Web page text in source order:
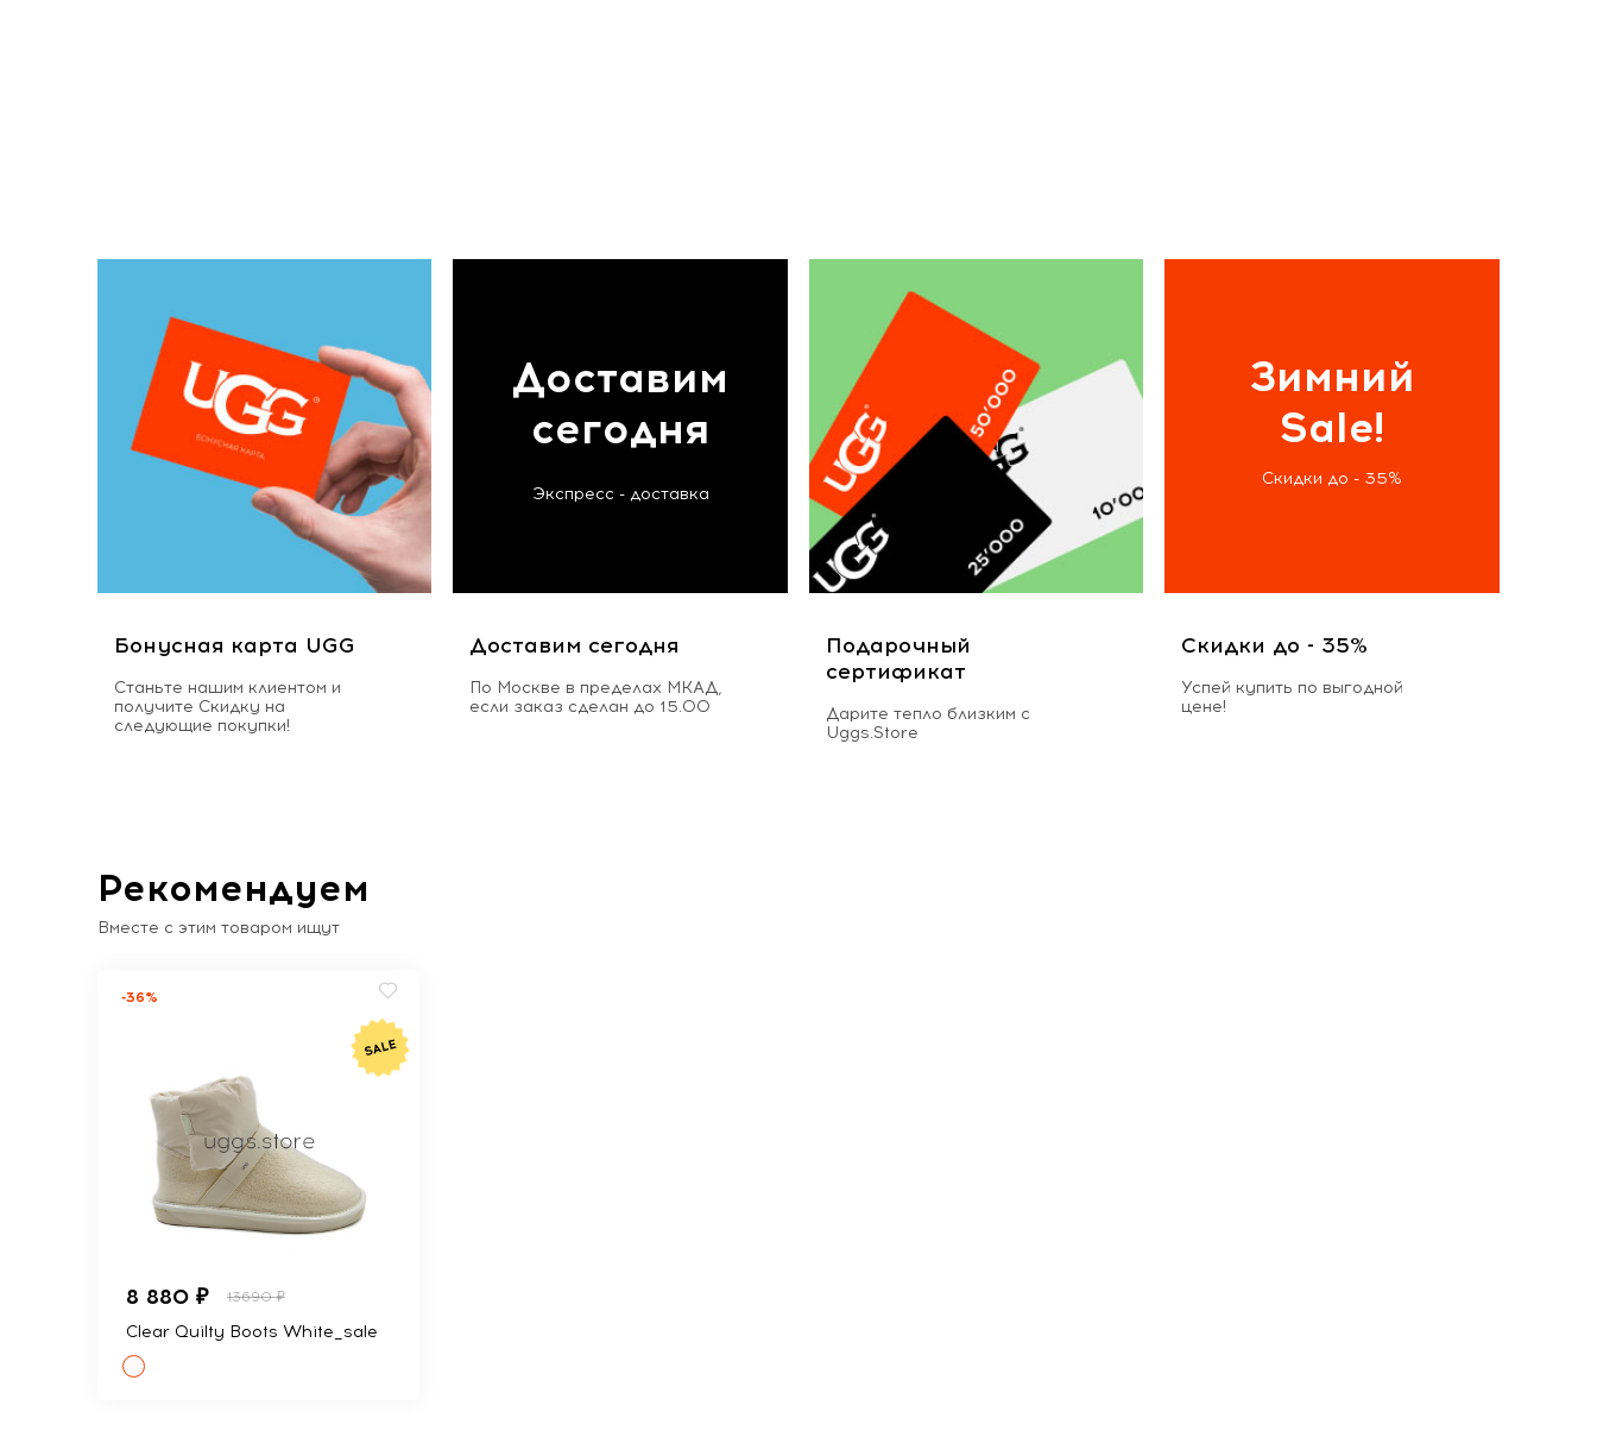
Бонусная карта UGG
Станьте нашим клиентом и
получите Скидку на
следующие покупки!
Доставим
сегодня
Экспресс - доставка
Доставим сегодня
По Москве в пределах МКАД,
если заказ сделан до 15.00
Подарочный
сертификат
Дарите тепло близким с
Uggs.Store
Зимний
Sale!
Скидки до - 35%
Скидки до - 35%
Успей купить по выгодной
цене!
Рекомендуем
Вместе с этим товаром ищут
-36%
8 880 ₽ 13690 ₽
Clear Quilty Boots White_sale